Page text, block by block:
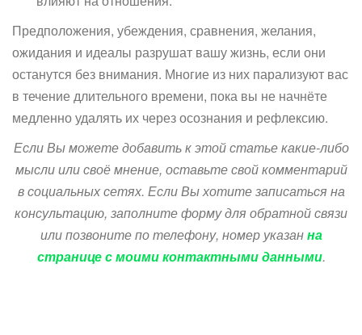
Предположения, убеждения, сравнения, желания,
ожидания и идеалы разрушат вашу жизнь, если они
останутся без внимания. Многие из них парализуют вас
в течение длительного времени, пока вы не начнёте
медленно удалять их через осознания и рефлексию.
Если Вы можете добавить к этой статье какие-либо
мысли или своё мнение, оставьте свой комментарий
в социальных сетях. Если Вы хотите записаться на
консультацию, заполните форму для обратной связи
или позвоните по телефону, номер указанна
странице с моими контактными данными.